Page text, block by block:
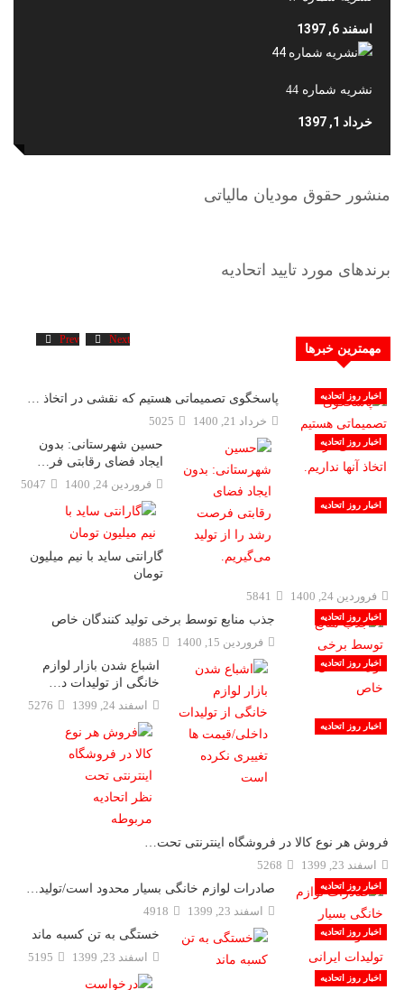
اسفند 6, 1397
نشریه شماره 44
خرداد 1, 1397
منشور حقوق مودیان مالیاتی
برندهای مورد تایید اتحادیه
مهمترین خبرها
Prev Next
پاسخگوی تصمیماتی هستیم که نقشی در اتخاذ …
خرداد 21, 1400
اخبار روز اتحادیه
حسین شهرستانی: بدون
ایجاد فضای رقابتی فر…
فروردين 24, 1400
اخبار روز اتحادیه
گارانتی ساید با نیم میلیون
تومان
فروردين 24, 1400
اخبار روز اتحادیه
جذب منابع توسط برخی تولید کنندگان خاص
فروردين 15, 1400
اخبار روز اتحادیه
اشباع شدن بازار لوازم
خانگی از تولیدات د…
اسفند 24, 1399
اخبار روز اتحادیه
فروش هر نوع کالا در فروشگاه اینترنتى تحت…
اسفند 23, 1399
اخبار روز اتحادیه
صادرات لوازم خانگی بسیار محدود است/تولید…
اسفند 23, 1399
اخبار روز اتحادیه
خستگی به تن کسبه ماند
اسفند 23, 1399
اخبار روز اتحادیه
اخبار روز اتحادیه